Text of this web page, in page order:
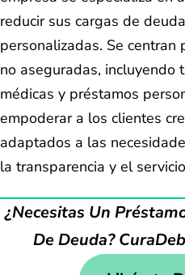
reducir sus cargas de
personalizadas. Se
no aseguradas, incluyendo
médicas y préstamos
empoderar a los clientes
adaptados a las
la transparencia y el
¿Necesitas Un
De Deuda?